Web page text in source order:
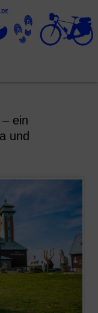
ein
und